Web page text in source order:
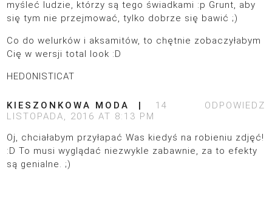
myśleć ludzie, którzy są tego świadkami :p Grunt, aby
się tym nie przejmować, tylko dobrze się bawić ;)
Co do welurków i aksamitów, to chętnie zobaczyłabym
Cię w wersji total look :D
HEDONISTICAT
ODPOWIEDZ
KIESZONKOWA MODA
14
LISTOPADA, 2016 AT 8:13 PM
Oj, chciałabym przyłapać Was kiedyś na robieniu zdjęć!
:D To musi wyglądać niezwykle zabawnie, za to efekty
są genialne. ;)